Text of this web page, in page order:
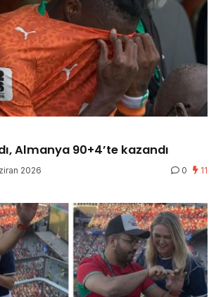
Almanya 90+4’te kazandı
2026 0 11